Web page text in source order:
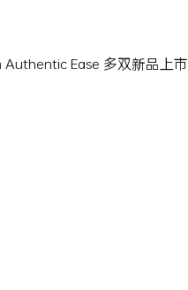
Ease 多双新品上市